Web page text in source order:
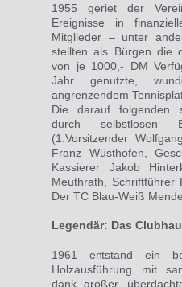
1955 geriet der
Ereignisse in
Mitglieder – unter
stellten als Bürgen die
von je 1000,- DM
Jahr genutzte,
angrenzendem
Die darauf folgenden
durch
(1.Vorsitzender
Franz Wüsthofen,
Kassierer Jakob
Meuthrath, Schriftführer
Der TC Blau-Weiß
Legendär: Das
1961 entstand ein
Holzausführung mit
dank großer,